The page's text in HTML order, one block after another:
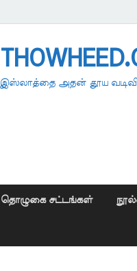
இஸ்லாத்தை அதன் தூய
தொழுகை சட்டங்கள்